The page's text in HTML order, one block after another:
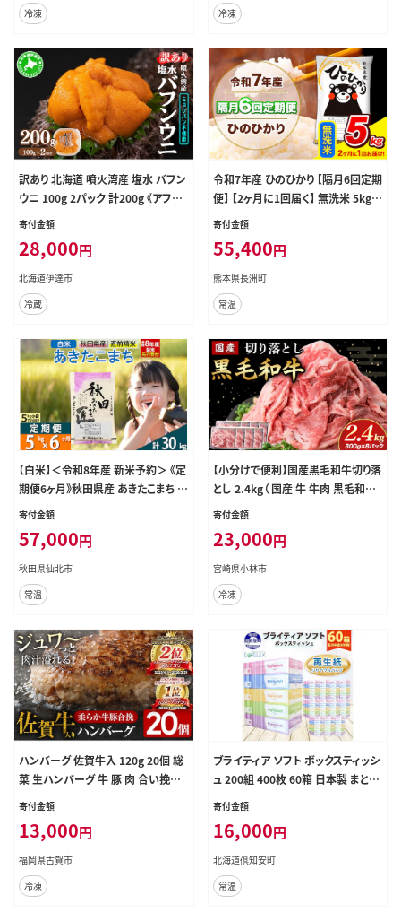
冷凍
冷凍
訳あり 北海道 噴火湾産 塩水 バフン
ウニ 100g 2パック 計200g 《アフタ
ー保証付き》うに ウニ 雲丹 海鮮 海
添加 産地直送 お取り寄せ 山村水産
送料無料
寄付金額
28,000円
北海道伊達市
冷蔵
令和7年産 ひのひかり 【隔月6回定期
便】 【2ヶ月に1回届く】 無洗米 5kg
(5kg×1袋) 計6回お届け 《お申込み
米 こめ お米 熊本県 長洲町---hn7te
i_55400_5kg_ev2mo6_ng_m---
寄付金額
55,400円
熊本県長洲町
常温
【白米】＜令和8年産 新米予約＞ 《定
期便6ヶ月》秋田県産 あきたこまち 5
kg (5kg×1袋)×6回 5キロ お米 匠
5kg定期便 お米定期便 白米 あきた
こまち ごはん 米 お米 精米5kg]
寄付金額
57,000円
秋田県仙北市
常温
【小分けで便利】国産黒毛和牛切り落
とし 2.4kg（ 国産 牛 牛肉 黒毛和牛
切り落とし 真空 小分け 冷凍 宮崎県
寄付金額
23,000円
宮崎県小林市
冷凍
ハンバーグ 佐賀牛入 120g 20個 総
菜 生ハンバーグ 牛 豚 肉 合い挽き
小分け 簡単調理 肉汁たっぷり 牛豚
合挽 ジューシー 柔らかい 夕飯 おか
ず 贅沢 グルメ 九州 古賀市
寄付金額
13,000円
福岡県古賀市
冷凍
ブライティア ソフト ボックスティッシ
ュ 200組 400枚 60箱 日本製 まとめ
買い ティッシュ リサイクル 長持 防
災 常備品 日用雑貨 消耗品 生活必
需品 備蓄 ペーパー 紙 北海道 倶知
安町 日用品
寄付金額
16,000円
北海道倶知安町
常温